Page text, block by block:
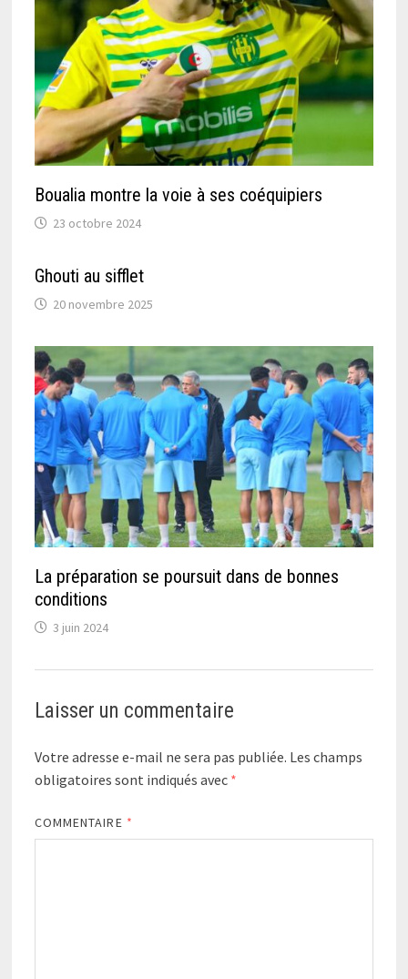
Boualia montre la voie à ses coéquipiers
23 octobre 2024
Ghouti au sifflet
20 novembre 2025
La préparation se poursuit dans de bonnes
conditions
3 juin 2024
Laisser un commentaire
Votre adresse e-mail ne sera pas publiée. Les champs
obligatoires sont indiqués avec *
COMMENTAIRE *